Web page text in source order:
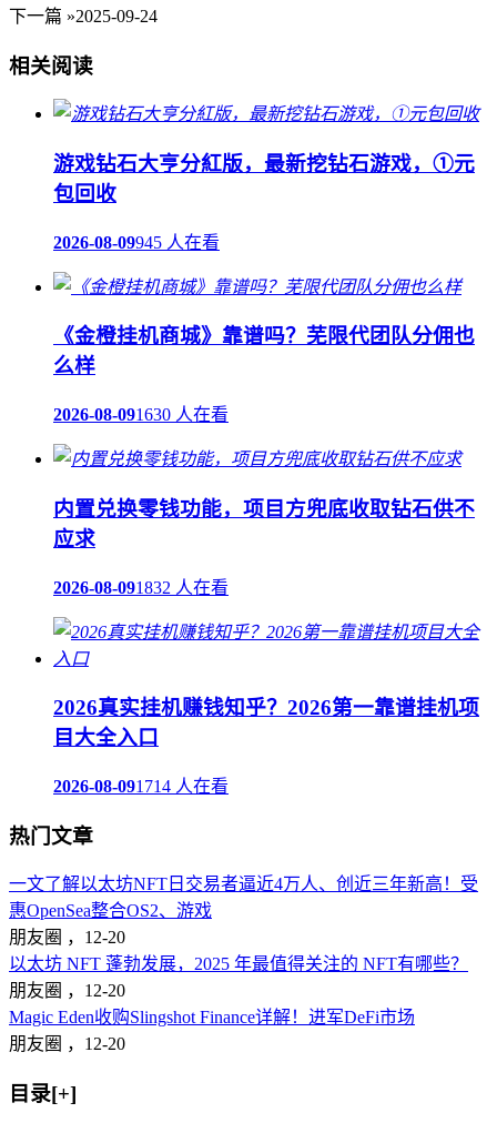
下一篇 »2025-09-24
相关阅读
游戏钻石大亨分紅版，最新挖钻石游戏，①元
包回收
2026-08-09945 人在看
《金橙挂机商城》靠谱吗？芜限代团队分佣也
么样
2026-08-091630 人在看
内置兑换零钱功能，项目方兜底收取钻石供不
应求
2026-08-091832 人在看
2026真实挂机赚钱知乎？2026第一靠谱挂机项
目大全入口
2026-08-091714 人在看
热门文章
一文了解以太坊NFT日交易者逼近4万人、创近三年新高！受
惠OpenSea整合OS2、游戏
朋友圈 ， 12-20
以太坊 NFT 蓬勃发展，2025 年最值得关注的 NFT有哪些？
朋友圈 ， 12-20
Magic Eden收购Slingshot Finance详解！进军DeFi市场
朋友圈 ， 12-20
目录[+]